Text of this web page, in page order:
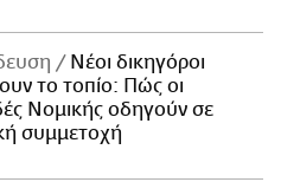
Νέοι δικηγόροι
το τοπίο: Πώς οι
Νομικής οδηγούν σε
συμμετοχή